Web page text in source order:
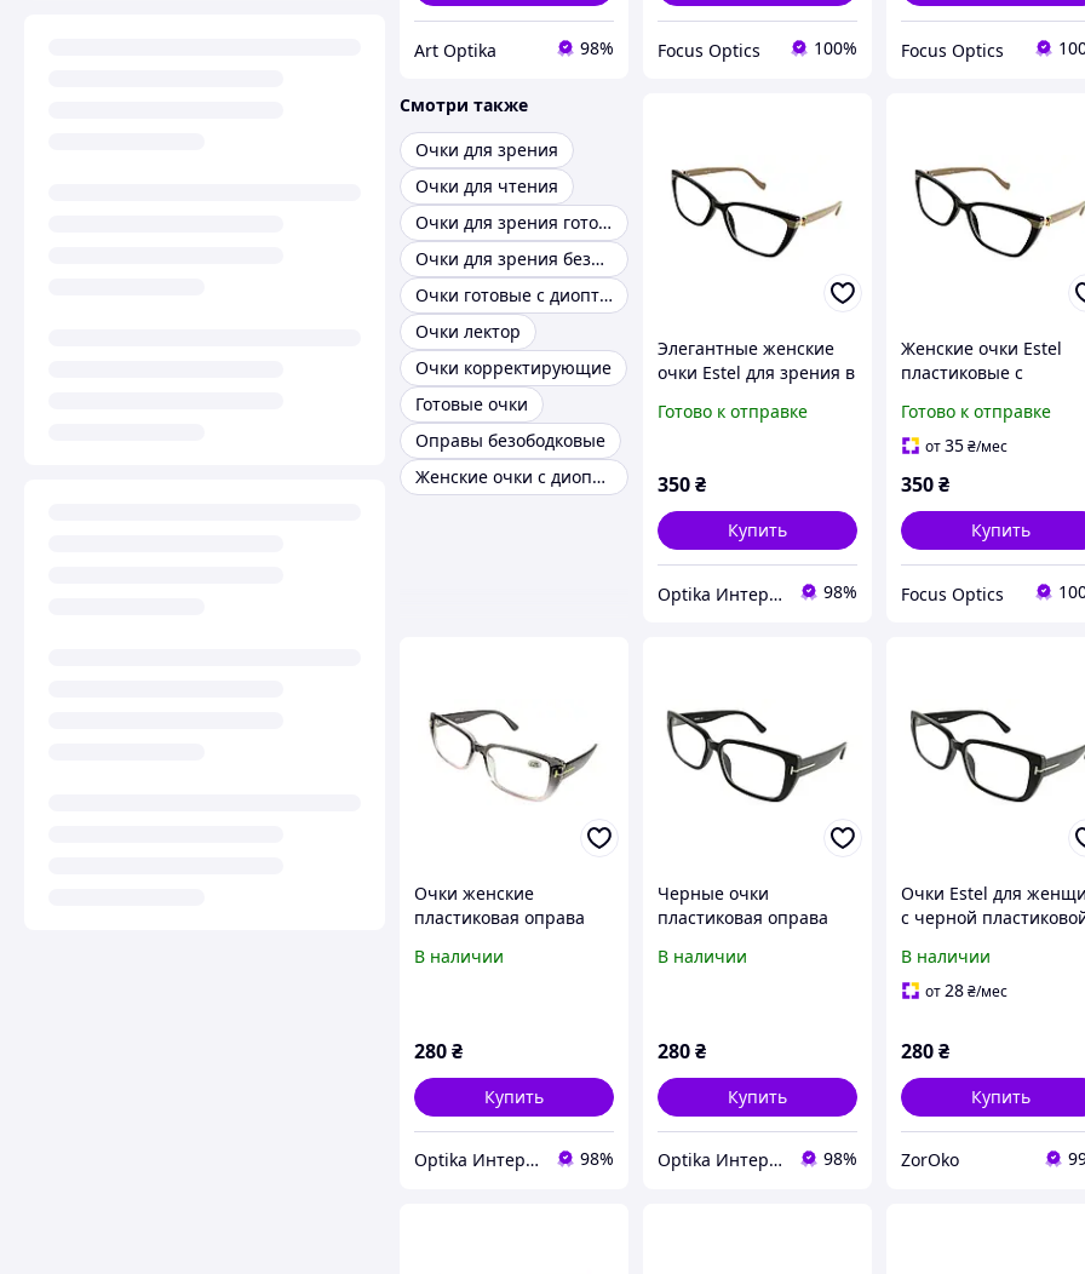
Art Optika 98% Focus Optics 100% Focus Optics
Смотри также
Очки для зрения
Очки для чтения
Очки для зрения готовые
Очки для зрения безоправные
Очки готовые с диоптриями
Очки лектор
Очки корректирующие
Готовые очки
Оправы безободковые
Женские очки с диоптриями
Элегантные женские
очки Estel для зрения в
Готово к отправке
350₴
Купить
Optika Интернет Магазин 98%
Женские очки Estel
пластиковые с
минусовыми
диоптриями
Готово к отправке
от35₴/мес
350₴
Купить
Focus Optics
Очки женские
пластиковая оправа
плюсовая диоптрия
В наличии
280₴
Купить
Optika Интернет Магазин 98%
Черные очки
пластиковая оправа
+1...+6
В наличии
280₴
Купить
Optika Интернет Магазин 98%
Очки Estel для
с черной
В наличии
от28₴/мес
280₴
Купить
ZorOko